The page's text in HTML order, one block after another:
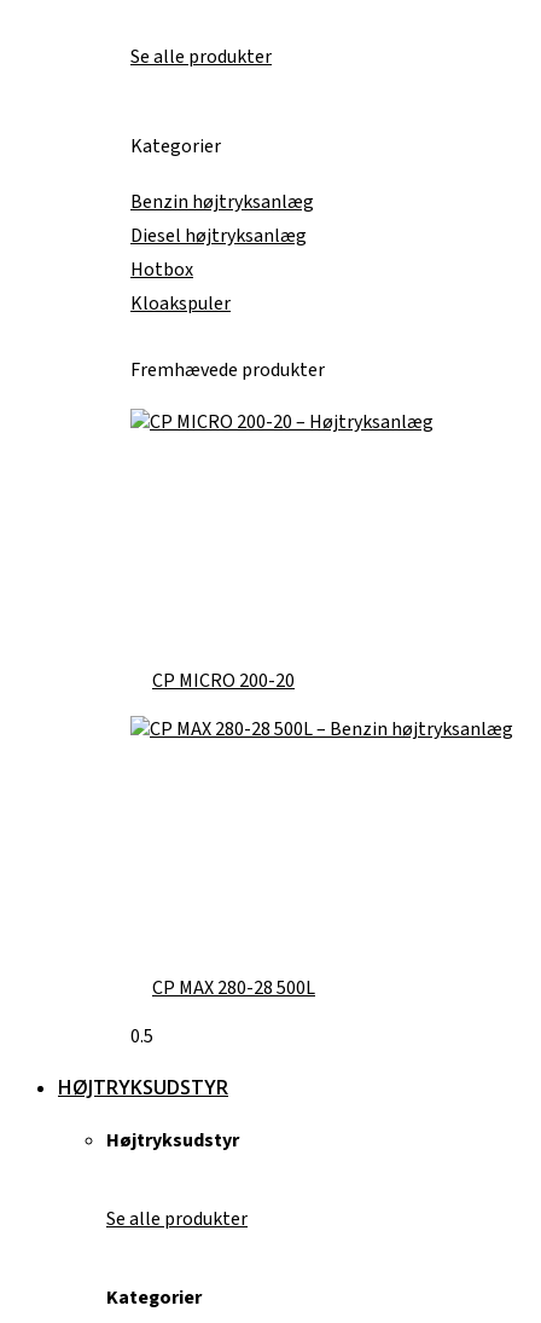
Se alle produkter
Kategorier
Benzin højtryksanlæg
Diesel højtryksanlæg
Hotbox
Kloakspuler
Fremhævede produkter
CP MICRO 200-20
CP MAX 280-28 500L
HØJTRYKSUDSTYR
Højtryksudstyr
Se alle produkter
Kategorier